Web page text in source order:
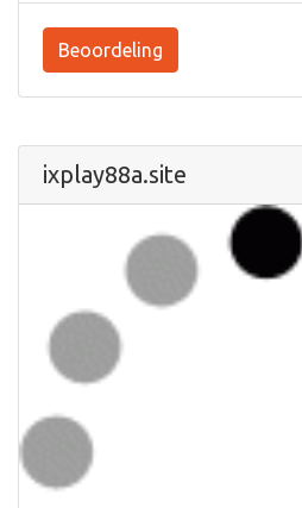
Beoordeling
ixplay88a.site